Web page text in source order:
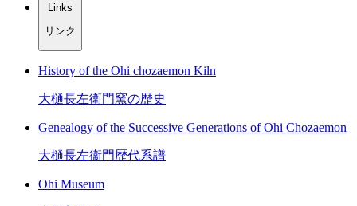
Links
リンク
History of the Ohi chozaemon Kiln
大樋長左衛門窯の歴史
Genealogy of the Successive Generations of Ohi Chozaemon
大樋長左衞門歴代系譜
Ohi Museum